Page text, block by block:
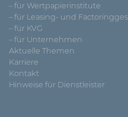
– für Wertpapierinstitute
– für Leasing- und
– für KVG
– für Unternehmen
Aktuelle Themen
Karriere
Kontakt
Hinweise für Dienstleister